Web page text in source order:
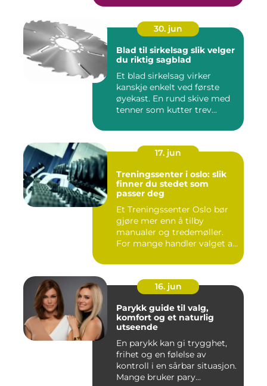
30. jun
Blad til sirkelsag slik velger
du riktig sagblad
Et blad sirkelsag virker
kanskje enkelt ved første
øyekast. En rund skive med
tenner som kutter trev...
17. jun
Treningssenter i oslo: slik
finner du stedet som
passer deg
Et Treningssenter Oslo bør
gjøre mer enn å tilby
manualer og tredemøller.
For mange handler valget a...
16. jun
Parykk guide til valg,
komfort og et naturlig
utseende
En parykk kan gi trygghet,
frihet og en følelse av
kontroll i en sårbar situasjon.
Mange bruker pary...